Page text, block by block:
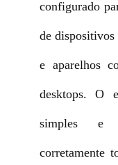
configurado
de
e aparelhos
desktops. O
simples e
corretamente